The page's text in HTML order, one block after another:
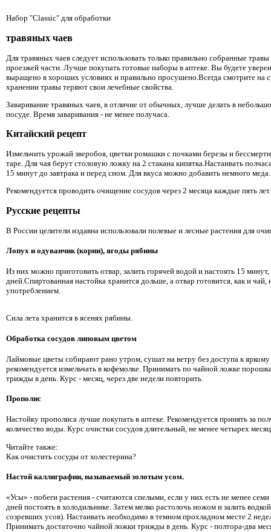
Набор "Classic" для обработки
травяных чаев
Для травяных чаев следует использовать только правильно собранные травы
проезжей части. Лучше покупать готовые наборы в аптеке. Вы будете
выращено в хороших условиях и правильно просушено.Всегда смотрите на
хранении травы теряют свои лечебные свойства.
Заваривание травяных чаев, в отличие от обычных, лучше делать в
посуде. Время заваривания - не менее получаса.
Китайский рецепт
Измельчить урожай зверобоя, цветки ромашки с почками березы и
таре. Для чая берут столовую ложку на 2 стакана кипятка.Настаивать
15 минут до завтрака и перед сном. Для вкуса можно добавить немного меда.
Рекомендуется проводить очищение сосудов через 2 месяца каждые пять лет.
Русские рецепты
В России целители издавна использовали полевые и лесные растения для
Лопух и одуванчик (корни), ягоды рябины
Из них можно приготовить отвар, залить горячей водой и настоять 15
дней.Спиртованная настойка хранится дольше, а отвар готовится, как и чай,
употреблением.
Сила лета хранится в ясенях рябины.
Обработка сосудов липовым цветом
Лаймовые цветы собирают рано утром, сушат на ветру без доступа к
рекомендуется измельчать в кофемолке. Принимать по чайной ложке
трижды в день. Курс - месяц, через две недели повторить.
Прополис
Настойку прополиса лучше покупать в аптеке. Рекомендуется принять за
количество воды. Курс очистки сосудов длительный, не менее четырех
Читайте также:
Как очистить сосуды от холестерина?
Настой каллиграфии, называемый золотым усом.
«Усы» - побеги растения - считаются спелыми, если у них есть не менее семи
дней постоять в холодильнике. Затем мелко растолочь ножом и залить
созревших усов). Настаивать необходимо в темном прохладном месте 2
Принимать достаточно чайной ложки трижды в день. Курс - полтора-два